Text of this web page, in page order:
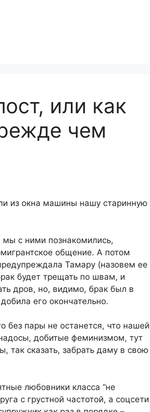
или как
чем
из окна машины нашу старинную
с ними познакомились,
общение. А потом
Тамару (назовем ее
будет трещать по швам, и
дров, но, видимо, брак был в
его окончательно.
без пары не останется, что нашей
добитые феминизмом, тут
так сказать, забрать даму в свою
любовники класса “не
с грустной частотой, а соцсети